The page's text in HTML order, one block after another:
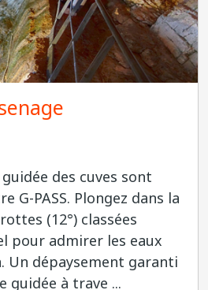
des cuves sont
G-PASS. Plongez dans la
(12°) classées
pour admirer les eaux
Un dépaysement garanti
guidée à trave ...